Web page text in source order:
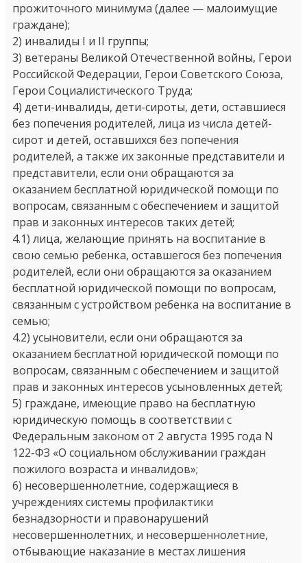
прожиточного минимума (далее — малоимущие
граждане);
2) инвалиды I и II группы;
3) ветераны Великой Отечественной войны, Герои
Российской Федерации, Герои Советского Союза,
Герои Социалистического Труда;
4) дети-инвалиды, дети-сироты, дети, оставшиеся
без попечения родителей, лица из числа детей-
сирот и детей, оставшихся без попечения
родителей, а также их законные представители и
представители, если они обращаются за
оказанием бесплатной юридической помощи по
вопросам, связанным с обеспечением и защитой
прав и законных интересов таких детей;
4.1) лица, желающие принять на воспитание в
свою семью ребенка, оставшегося без попечения
родителей, если они обращаются за оказанием
бесплатной юридической помощи по вопросам,
связанным с устройством ребенка на воспитание в
семью;
4.2) усыновители, если они обращаются за
оказанием бесплатной юридической помощи по
вопросам, связанным с обеспечением и защитой
прав и законных интересов усыновленных детей;
5) граждане, имеющие право на бесплатную
юридическую помощь в соответствии с
Федеральным законом от 2 августа 1995 года N
122-ФЗ «О социальном обслуживании граждан
пожилого возраста и инвалидов»;
6) несовершеннолетние, содержащиеся в
учреждениях системы профилактики
безнадзорности и правонарушений
несовершеннолетних, и несовершеннолетние,
отбывающие наказание в местах лишения